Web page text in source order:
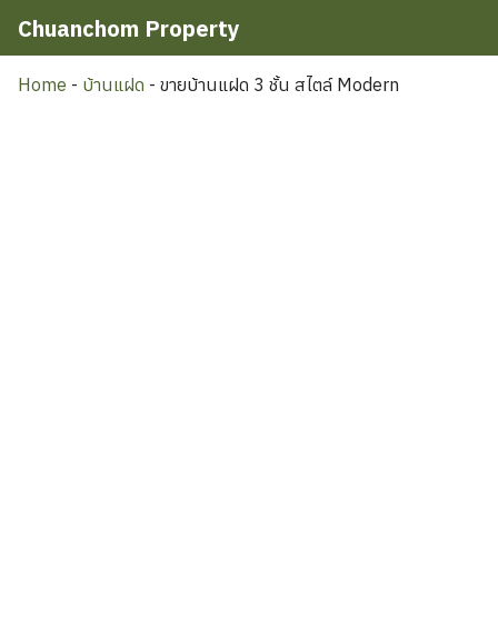
Chuanchom Property
for:
Home - บ้านแฝด - ขายบ้านแฝด 3 ชั้น สไตล์ Modern